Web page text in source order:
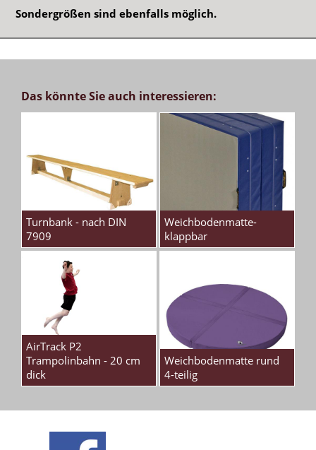
Sondergrößen sind ebenfalls möglich.
Das könnte Sie auch interessieren:
Turnbank - nach DIN
7909
Weichbodenmatte-
klappbar
AirTrack P2
Trampolinbahn - 20 cm
dick
Weichbodenmatte rund
4-teilig